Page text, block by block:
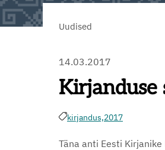
Uudised
14.03.2017
Kirjanduse
kirjandus,2017
Täna anti Eesti